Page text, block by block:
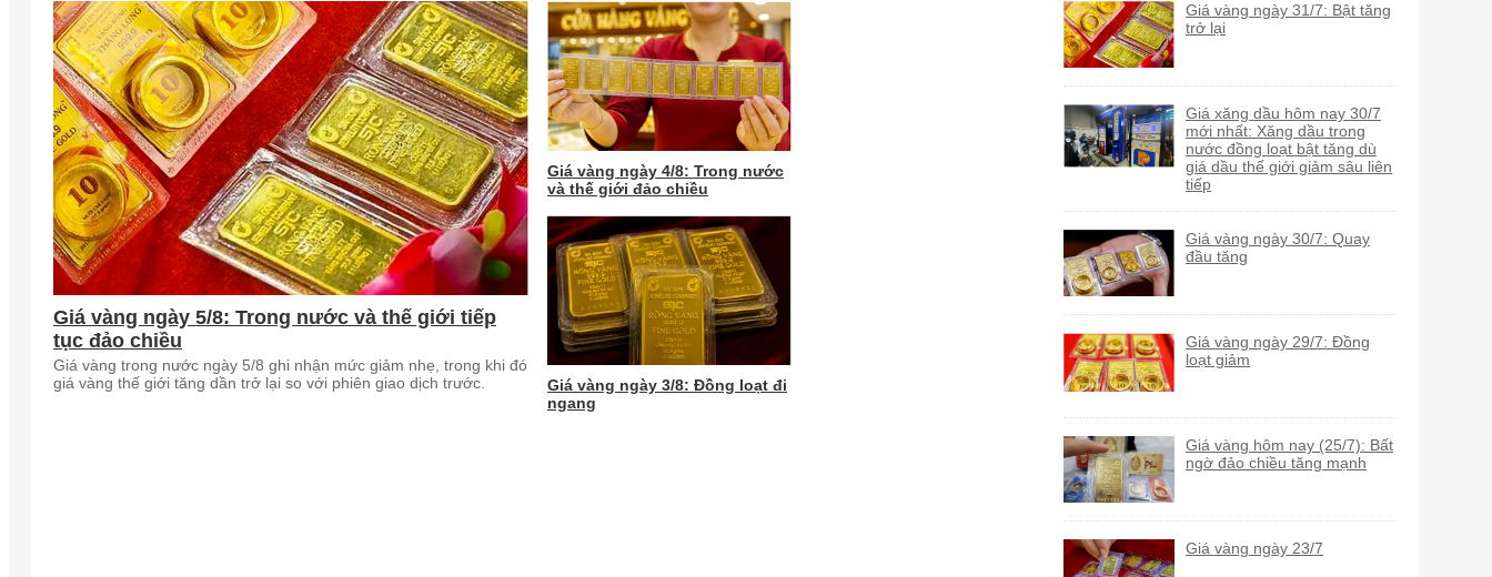
Giá vàng ngày 5/8: Trong nước và thế giới tiếp
tục đảo chiều
Giá vàng trong nước ngày 5/8 ghi nhận mức giảm nhẹ, trong khi đó
giá vàng thế giới tăng dần trở lại so với phiên giao dịch trước.
Giá vàng ngày 4/8: Trong nước
và thế giới đảo chiều
Giá vàng ngày 3/8: Đồng loạt đi
ngang
Giá vàng ngày 31/7: Bật tăng
trở lại
Giá xăng dầu hôm nay 30/7
mới nhất: Xăng dầu trong
nước đồng loạt bật tăng dù
giá dầu thế giới giảm sâu liên
tiếp
Giá vàng ngày 30/7: Quay
đầu tăng
Giá vàng ngày 29/7: Đồng
loạt giảm
Giá vàng hôm nay (25/7): Bất
ngờ đảo chiều tăng mạnh
Giá vàng ngày 23/7